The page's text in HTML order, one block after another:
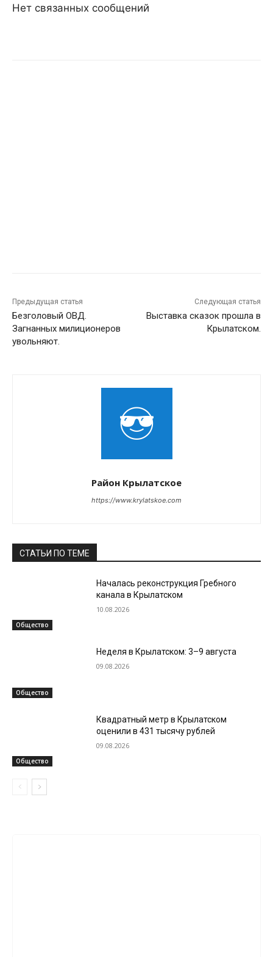
Нет связанных сообщений
Предыдущая статья
Безголовый ОВД.
Загнанных милиционеров
увольняют.
Следующая статья
Выставка сказок прошла в
Крылатском.
Район Крылатское
https://www.krylatskoe.com
СТАТЬИ ПО ТЕМЕ
Общество
Началась реконструкция Гребного
канала в Крылатском
10.08.2026
Общество
Неделя в Крылатском: 3–9 августа
09.08.2026
Общество
Квадратный метр в Крылатском
оценили в 431 тысячу рублей
09.08.2026